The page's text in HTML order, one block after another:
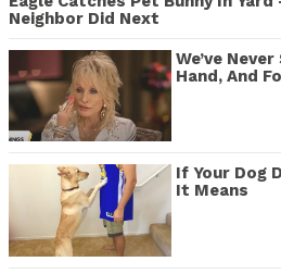
Neighbor Did Next
We’ve
Hand, And
If Your Dog
It Means